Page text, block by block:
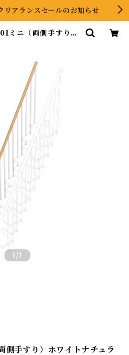
リアランスセールのお知らせ
ミニ（両側手すり）
1 /1
側手すり）ホワイトナチュラ